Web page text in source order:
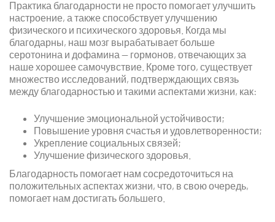
Практика благодарности не просто помогает улучшить
настроение, а также способствует улучшению
физического и психического здоровья. Когда мы
благодарны, наш мозг вырабатывает больше
серотонина и дофамина — гормонов, отвечающих за
наше хорошее самочувствие. Кроме того, существует
множество исследований, подтверждающих связь
между благодарностью и такими аспектами жизни, как:
Улучшение эмоциональной устойчивости;
Повышение уровня счастья и удовлетворенности;
Укрепление социальных связей;
Улучшение физического здоровья.
Благодарность помогает нам сосредоточиться на
положительных аспектах жизни, что, в свою очередь,
помогает нам достигать большего.